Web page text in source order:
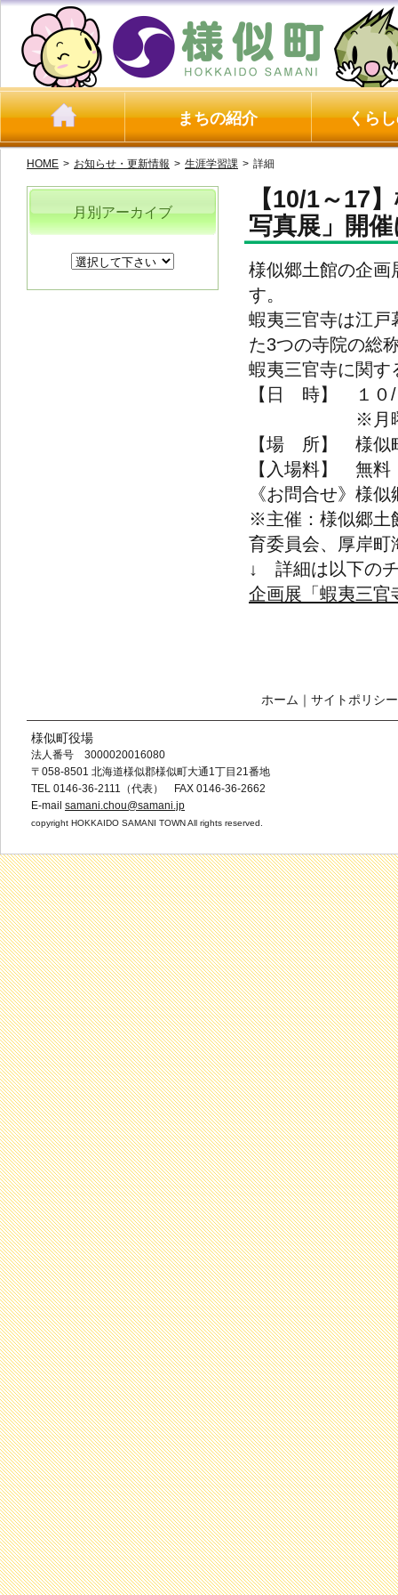
まちの紹介 くら
HOME > お知らせ・更新情報 > 生涯学習課 > 詳細
【10/1～17
写真展」開
様似郷土館の企画
す。
蝦夷三官寺は江戸
た3つの寺院の総
蝦夷三官寺に関す
【日 時】 １０/
※月曜日は
【場 所】 様似
【入場料】 無料
《お問合せ》様
※主催：様似郷
育委員会、厚岸町
↓ 詳細は以下の
企画展「蝦夷三官
月別アーカイブ
ホーム ｜ サイトポリシー
様似町役場
法人番号 3000020016080
〒058-8501 北海道様似郡様似町大通1丁目21番地
TEL 0146-36-2111（代表） FAX 0146-36-2662
E-mail samani.chou@samani.jp
copyright HOKKAIDO SAMANI TOWN All rights reserved.